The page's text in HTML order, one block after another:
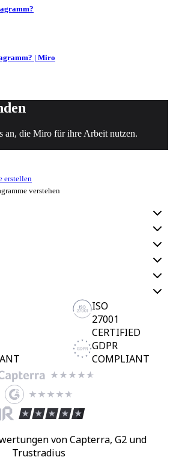
| Miro
an, die Miro für ihre Arbeit nutzen.
erstellen
verstehen
ISO
27001
CERTIFIED
GDPR
COMPLIANT
von Capterra, G2 und
Trustradius